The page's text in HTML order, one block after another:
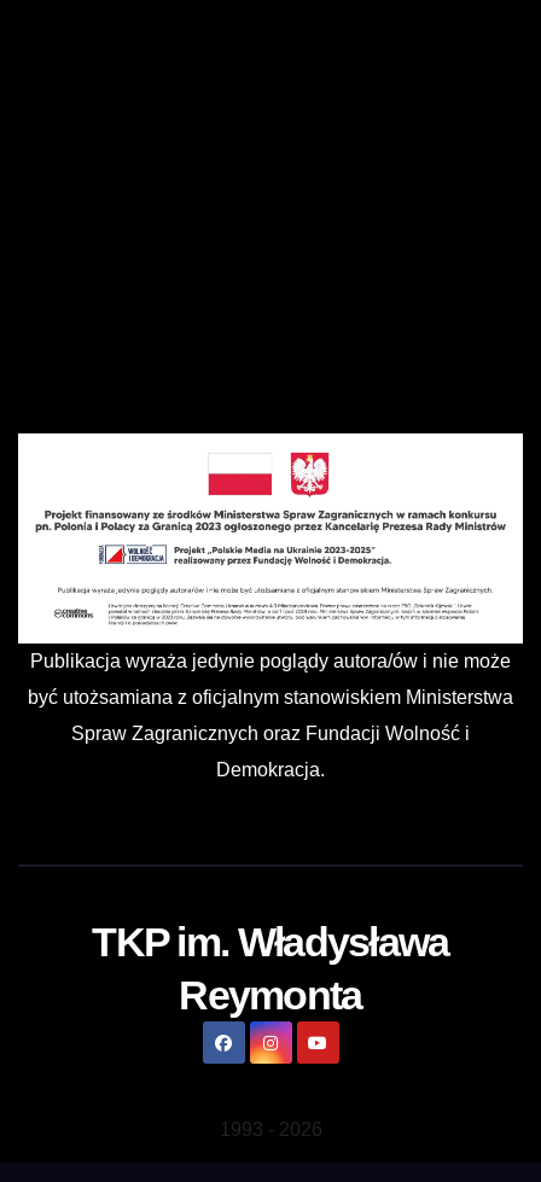
Publikacja wyraża jedynie poglądy autora/ów i nie może
być utożsamiana z oficjalnym stanowiskiem Ministerstwa
Spraw Zagranicznych oraz Fundacji Wolność i
Demokracja.
TKP im. Władysława
Reymonta
1993 - 2026